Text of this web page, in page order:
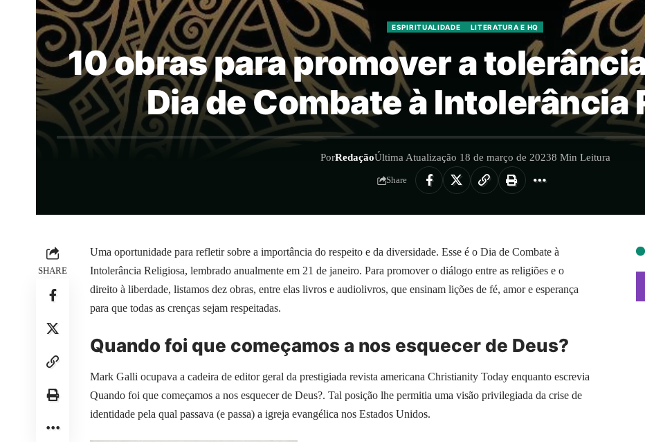
ESPIRITUALIDADE LITERATURA E HQ
10 obras para promover a
Dia de Combate à Intolerância
PorRedaçãoÚltima Atualização 18 de março de 20238 Min Leitura
Share
SHARE
Uma oportunidade para refletir sobre a importância do respeito e da diversidade. Esse é o Dia de Combate à
Intolerância Religiosa, lembrado anualmente em 21 de janeiro. Para promover o diálogo entre as religiões e o
direito à liberdade, listamos dez obras, entre elas livros e audiolivros, que ensinam lições de fé, amor e esperança
para que todas as crenças sejam respeitadas.
Quando foi que começamos a nos esquecer de Deus?
Mark Galli ocupava a cadeira de editor geral da prestigiada revista americana Christianity Today enquanto escrevia
Quando foi que começamos a nos esquecer de Deus?. Tal posição lhe permitia uma visão privilegiada da crise de
identidade pela qual passava (e passa) a igreja evangélica nos Estados Unidos.